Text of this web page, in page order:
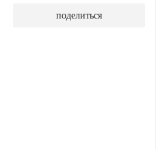
поделиться